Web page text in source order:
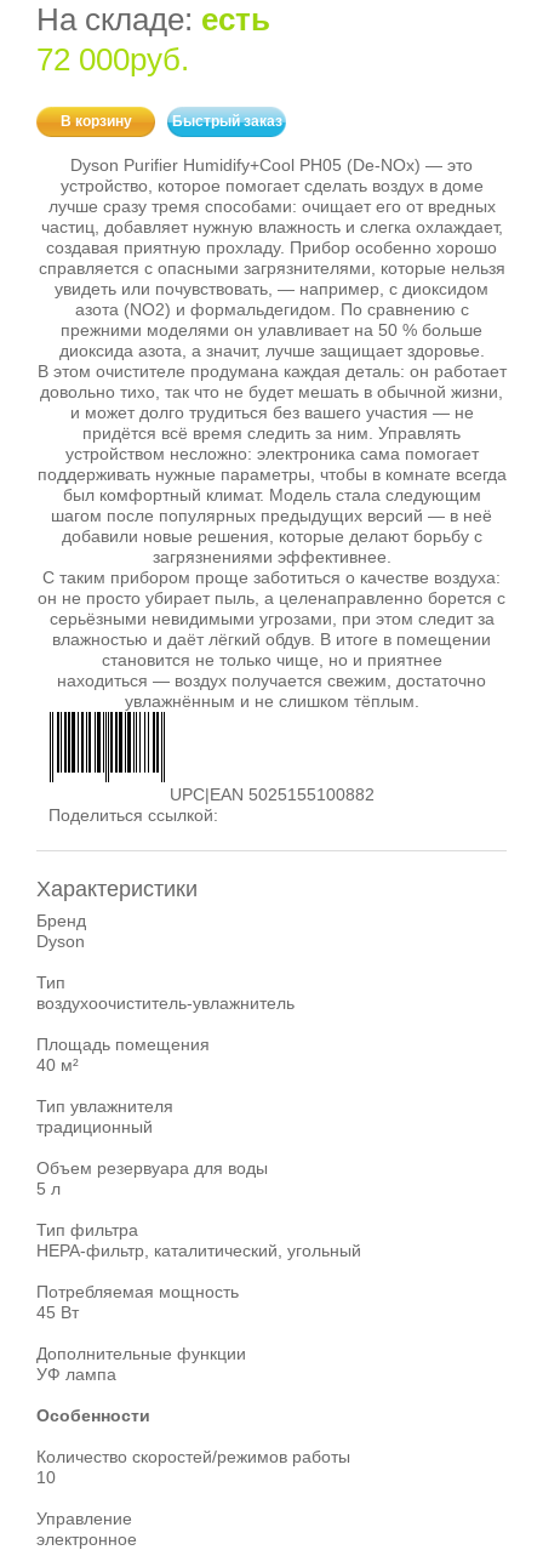
На складе: есть
72 000руб.
В корзину Быстрый заказ
Dyson Purifier Humidify+Cool PH05 (De‑NOx) — это
устройство, которое помогает сделать воздух в доме
лучше сразу тремя способами: очищает его от вредных
частиц, добавляет нужную влажность и слегка охлаждает,
создавая приятную прохладу. Прибор особенно хорошо
справляется с опасными загрязнителями, которые нельзя
увидеть или почувствовать, — например, с диоксидом
азота (NO2) и формальдегидом. По сравнению с
прежними моделями он улавливает на 50 % больше
диоксида азота, а значит, лучше защищает здоровье.
В этом очистителе продумана каждая деталь: он работает
довольно тихо, так что не будет мешать в обычной жизни,
и может долго трудиться без вашего участия — не
придётся всё время следить за ним. Управлять
устройством несложно: электроника сама помогает
поддерживать нужные параметры, чтобы в комнате всегда
был комфортный климат. Модель стала следующим
шагом после популярных предыдущих версий — в неё
добавили новые решения, которые делают борьбу с
загрязнениями эффективнее.
С таким прибором проще заботиться о качестве воздуха:
он не просто убирает пыль, а целенаправленно борется с
серьёзными невидимыми угрозами, при этом следит за
влажностью и даёт лёгкий обдув. В итоге в помещении
становится не только чище, но и приятнее
находиться — воздух получается свежим, достаточно
увлажнённым и не слишком тёплым.
UPC|EAN 5025155100882
Поделиться ссылкой:
Характеристики
Бренд
Dyson
Тип
воздухоочиститель-увлажнитель
Площадь помещения
40 м²
Тип увлажнителя
традиционный
Объем резервуара для воды
5 л
Тип фильтра
HEPA-фильтр, каталитический, угольный
Потребляемая мощность
45 Вт
Дополнительные функции
УФ лампа
Особенности
Количество скоростей/режимов работы
10
Управление
электронное